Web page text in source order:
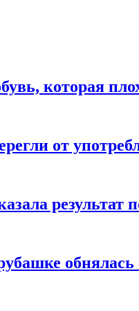
которая
от
результат